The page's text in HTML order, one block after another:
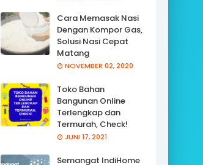
Cara Memasak Nasi
Dengan Kompor Gas,
Solusi Nasi Cepat
Matang
NOVEMBER 02, 2020
Toko Bahan
Bangunan Online
Terlengkap dan
Termurah, Check!
JUNI 17, 2021
Semangat IndiHome